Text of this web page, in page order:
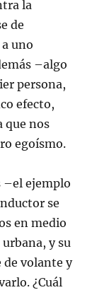
la
de
uno
–algo
persona,
efecto,
que nos
egoísmo.
–el ejemplo
se
en medio
y su
de volante y
¿Cuál